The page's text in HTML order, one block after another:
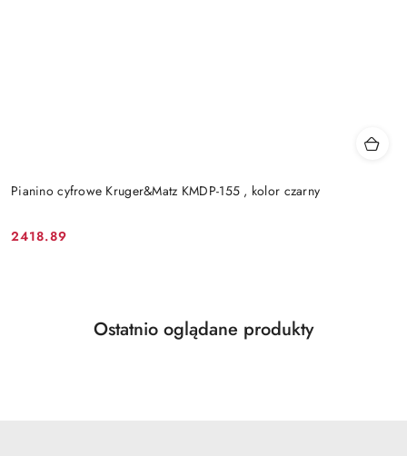
Pianino cyfrowe Kruger&Matz KMDP-155 , kolor czarny
Cena:
2418.89
Pomiń karuzelę produktów
Produkty
Ostatnio oglądane produkty